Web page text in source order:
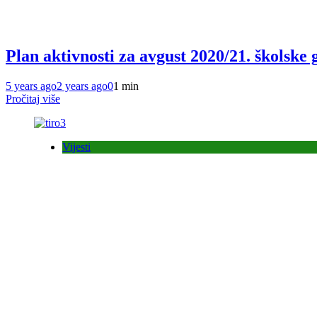
Plan aktivnosti za avgust 2020/21. školske
5 years ago2 years ago01 min
Pročitaj više
Vijesti